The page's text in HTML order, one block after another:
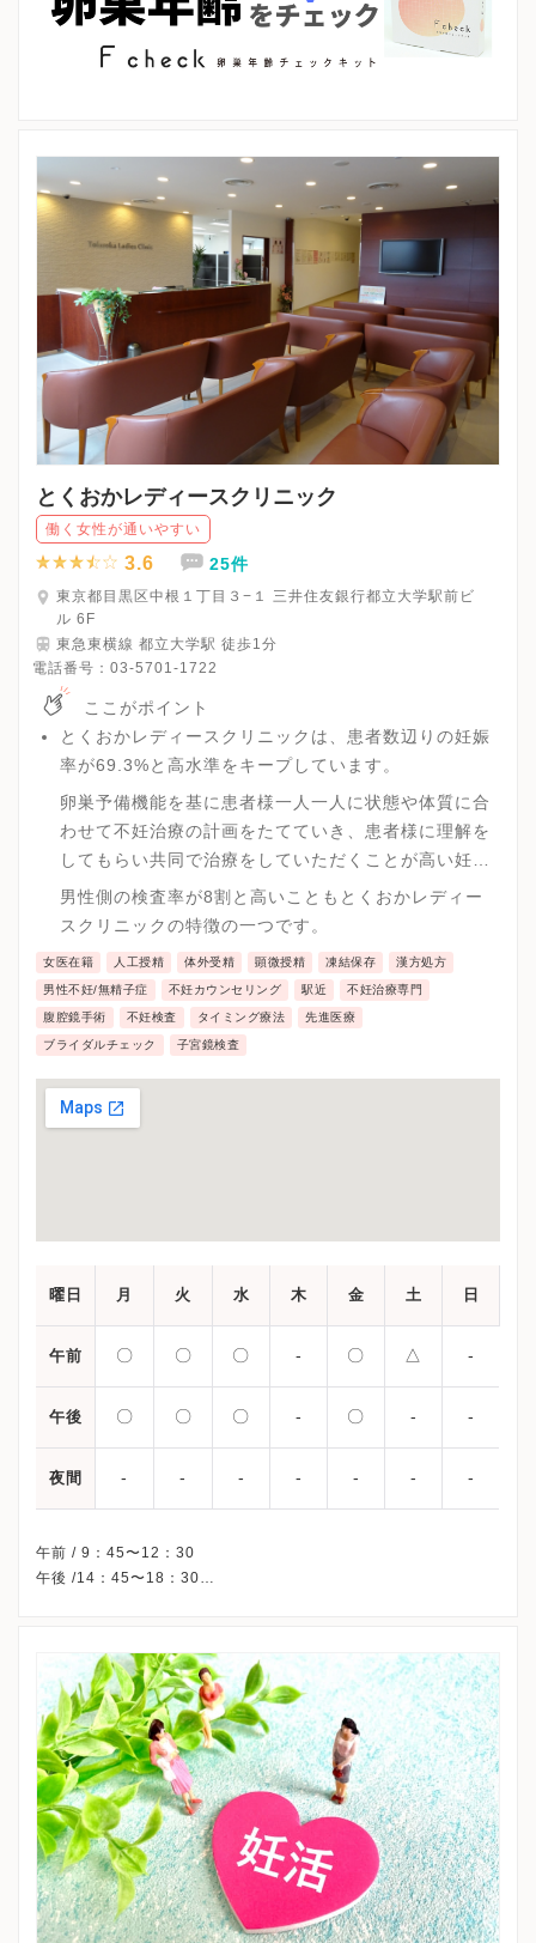
とくおかレディースクリニック
働く女性が通いやすい
3.6 25件
東京都目黒区中根１丁目３−１ 三井住友銀行都立大学駅前ビ
ル 6F
東急東横線 都立大学駅 徒歩1分
電話番号： 03-5701-1722
ここがポイント
とくおかレディースクリニックは、患者数辺りの妊娠
率が69.3%と高水準をキープしています。
卵巣予備機能を基に患者様一人一人に状態や体質に合
わせて不妊治療の計画をたてていき、患者様に理解を
してもらい共同で治療をしていただくことが高い妊娠
率につながっています。
男性側の検査率が8割と高いこともとくおかレディー
スクリニックの特徴の一つです。
女医在籍 人工授精 体外受精 顕微授精 凍結保存 漢方処方
男性不妊/無精子症 不妊カウンセリング 駅近 不妊治療専門
腹腔鏡手術 不妊検査 タイミング療法 先進医療
ブライダルチェック 子宮鏡検査
曜日 月 火 水 木 金 土 日
午前 〇 〇 〇 - 〇 △ -
午後 〇 〇 〇 - 〇 - -
夜間 - - - - - - -
午前 / 9：45〜12：30
午後 /14：45〜18：30
※土曜午後は特別予約のみです。
※詳細はクリニックHPを確認、または直接お問い合わせくださ